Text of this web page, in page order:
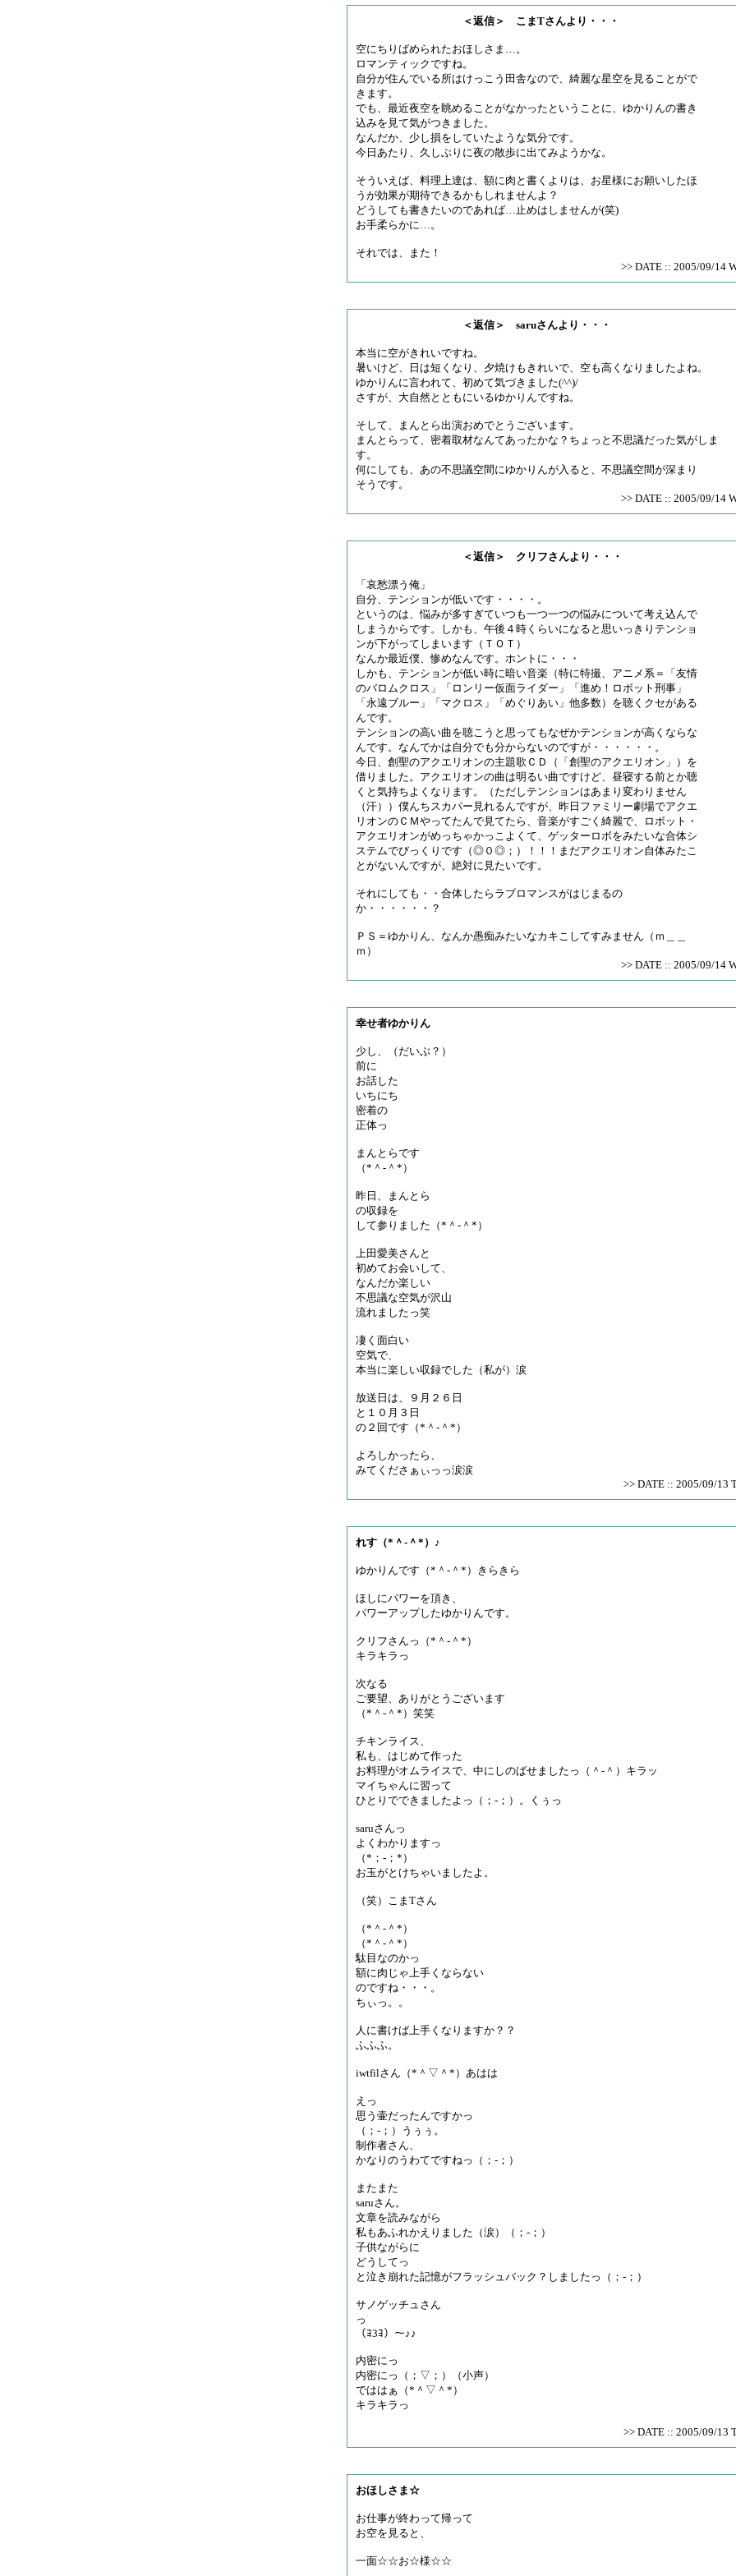
＜返信＞ こまTさんより・・・
空にちりばめられたおほしさま…。
ロマンティックですね。
自分が住んでいる所はけっこう田舎なので、綺麗な星空を見ることがで
きます。
でも、最近夜空を眺めることがなかったということに、ゆかりんの書き
込みを見て気がつきました。
なんだか、少し損をしていたような気分です。
今日あたり、久しぶりに夜の散歩に出てみようかな。
そういえば、料理上達は、額に肉と書くよりは、お星様にお願いしたほ
うが効果が期待できるかもしれませんよ？
どうしても書きたいのであれば…止めはしませんが(笑)
お手柔らかに…。
それでは、また！
>> DATE :: 2005/09/14
＜返信＞ saruさんより・・・
本当に空がきれいですね。
暑いけど、日は短くなり、夕焼けもきれいで、空も高くなりましたよね。
ゆかりんに言われて、初めて気づきました(^^)/
さすが、大自然とともにいるゆかりんですね。
そして、まんとら出演おめでとうございます。
まんとらって、密着取材なんてあったかな？ちょっと不思議だった気がしま
す。
何にしても、あの不思議空間にゆかりんが入ると、不思議空間が深まり
そうです。
>> DATE :: 2005/09/14
＜返信＞ クリフさんより・・・
「哀愁漂う俺」
自分、テンションが低いです・・・・。
というのは、悩みが多すぎていつも一つ一つの悩みについて考え込んで
しまうからです。しかも、午後４時くらいになると思いっきりテンショ
ンが下がってしまいます（ＴＯＴ）
なんか最近僕、惨めなんです。ホントに・・・
しかも、テンションが低い時に暗い音楽（特に特撮、アニメ系＝「友情
のバロムクロス」「ロンリー仮面ライダー」「進め！ロボット刑事」
「永遠ブルー」「マクロス」「めぐりあい」他多数）を聴くクセがある
んです。
テンションの高い曲を聴こうと思ってもなぜかテンションが高くならな
んです。なんでかは自分でも分からないのですが・・・・・・。
今日、創聖のアクエリオンの主題歌ＣＤ（「創聖のアクエリオン」）を
借りました。アクエリオンの曲は明るい曲ですけど、昼寝する前とか聴
くと気持ちよくなります。（ただしテンションはあまり変わりません
（汗））僕んちスカパー見れるんですが、昨日ファミリー劇場でアクエ
リオンのＣＭやってたんで見てたら、音楽がすごく綺麗で、ロボット・
アクエリオンがめっちゃかっこよくて、ゲッターロボをみたいな合体シ
ステムでびっくりです（◎０◎；）！！！まだアクエリオン自体みたこ
とがないんですが、絶対に見たいです。
それにしても・・合体したらラブロマンスがはじまるの
か・・・・・・？
ＰＳ＝ゆかりん、なんか愚痴みたいなカキこしてすみません（ｍ＿＿
ｍ）
>> DATE :: 2005/09/14
幸せ者ゆかりん
少し、（だいぶ？）
前に
お話した
いちにち
密着の
正体っ
まんとらです
（*＾-＾*）
昨日、まんとら
の収録を
して参りました（*＾-＾*）
上田愛美さんと
初めてお会いして、
なんだか楽しい
不思議な空気が沢山
流れましたっ笑
凄く面白い
空気で、
本当に楽しい収録でした（私が）涙
放送日は、９月２６日
と１０月３日
の２回です（*＾-＾*）
よろしかったら、
みてくださぁぃっっ涙涙
>> DATE :: 2005/09/13
れす（*＾-＾*）♪
ゆかりんです（*＾-＾*）きらきら
ほしにパワーを頂き、
パワーアップしたゆかりんです。
クリフさんっ（*＾-＾*）
キラキラっ
次なる
ご要望、ありがとうございます
（*＾-＾*）笑笑
チキンライス、
私も、はじめて作った
お料理がオムライスで、中にしのばせましたっ（＾-＾）キラッ
マイちゃんに習って
ひとりでできましたよっ（；-；）。くぅっ
saruさんっ
よくわかりますっ
（*；-；*）
お玉がとけちゃいましたよ。
（笑）こまTさん
（*＾-＾*）
（*＾-＾*）
駄目なのかっ
額に肉じゃ上手くならない
のですね・・・。
ちぃっ。。
人に書けば上手くなりますか？？
ふふふ。
iwtfilさん（*＾▽＾*）あはは
えっ
思う壷だったんですかっ
（；-；）うぅぅ。
制作者さん、
かなりのうわてですねっ（；-；）
またまた
saruさん。
文章を読みながら
私もあふれかえりました（涙）（；-；）
子供ながらに
どうしてっ
と泣き崩れた記憶がフラッシュバック？しましたっ（；-；）
サノゲッチュさん
っ
（ﾖ3ﾖ）〜♪♪
内密にっ
内密にっ（；▽；）（小声）
でははぁ（*＾▽＾*）
キラキラっ
>> DATE :: 2005/09/13
おほしさま☆
お仕事が終わって帰って
お空を見ると、
一面☆☆お☆様☆☆